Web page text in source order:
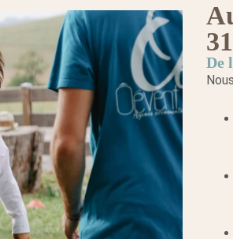
31
De